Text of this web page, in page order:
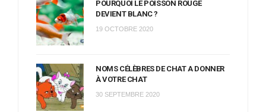
POURQUOI LE POISSON ROUGE
DEVIENT BLANC ?
19 OCTOBRE 2020
NOMS CÉLÈBRES DE CHAT A DONNER
À VOTRE CHAT
30 SEPTEMBRE 2020